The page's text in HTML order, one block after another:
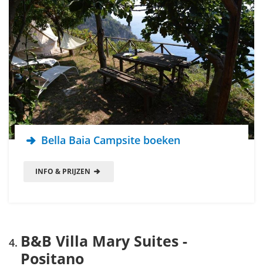
Bella Baia Campsite boeken
INFO & PRIJZEN
B&B Villa Mary Suites -
Positano